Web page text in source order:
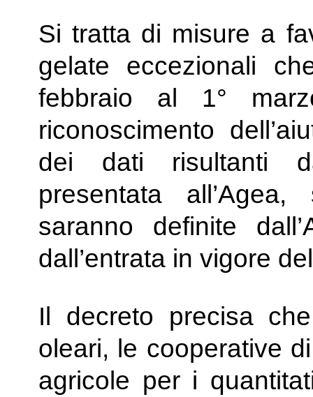
Si tratta di misure a
gelate eccezionali
febbraio al 1°
riconoscimento
dei dati risultanti
presentata
saranno definite
dall’entrata in vigore
Il decreto precisa
oleari, le cooperative
agricole per i